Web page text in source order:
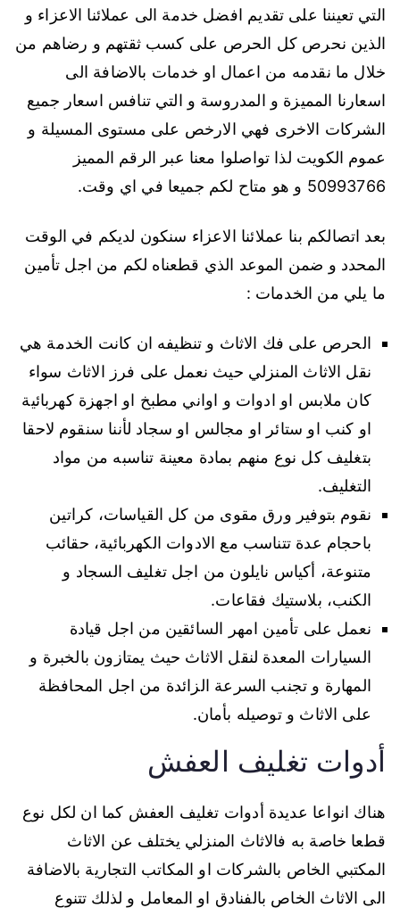
التي تعيننا على تقديم افضل خدمة الى عملائنا الاعزاء و
الذين نحرص كل الحرص على كسب ثقتهم و رضاهم من
خلال ما نقدمه من اعمال او خدمات بالاضافة الى
اسعارنا المميزة و المدروسة و التي تنافس اسعار جميع
الشركات الاخرى فهي الارخص على مستوى المسيلة و
عموم الكويت لذا تواصلوا معنا عبر الرقم المميز
50993766 و هو متاح لكم جميعا في اي وقت.
بعد اتصالكم بنا عملائنا الاعزاء سنكون لديكم في الوقت
المحدد و ضمن الموعد الذي قطعناه لكم من اجل تأمين
ما يلي من الخدمات :
الحرص على فك الاثاث و تنظيفه ان كانت الخدمة هي
نقل الاثاث المنزلي حيث نعمل على فرز الاثاث سواء
كان ملابس او ادوات و اواني مطبخ او اجهزة كهربائية
او كنب او ستائر او مجالس او سجاد لأننا سنقوم لاحقا
بتغليف كل نوع منهم بمادة معينة تناسبه من مواد
التغليف.
نقوم بتوفير ورق مقوى من كل القياسات، كراتين
باحجام عدة تتناسب مع الادوات الكهربائية، حقائب
متنوعة، أكياس نايلون من اجل تغليف السجاد و
الكنب، بلاستيك فقاعات.
نعمل على تأمين امهر السائقين من اجل قيادة
السيارات المعدة لنقل الاثاث حيث يمتازون بالخبرة و
المهارة و تجنب السرعة الزائدة من اجل المحافظة
على الاثاث و توصيله بأمان.
أدوات تغليف العفش
هناك انواعا عديدة أدوات تغليف العفش كما ان لكل نوع
قطعا خاصة به فالاثاث المنزلي يختلف عن الاثاث
المكتبي الخاص بالشركات او المكاتب التجارية بالاضافة
الى الاثاث الخاص بالفنادق او المعامل و لذلك تتنوع